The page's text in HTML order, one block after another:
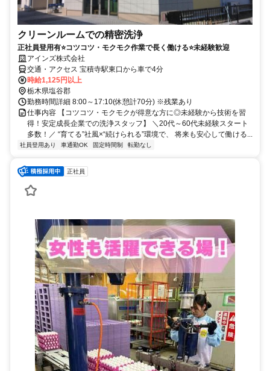
クリーンルームでの精密洗浄
正社員登用有⭐コツコツ・モクモク作業で長く働ける⭐未経験歓迎
アインズ株式会社
交通・アクセス 宝積寺駅東口から車で4分
時給1,125円以上
栃木県塩谷郡
勤務時間詳細 8:00～17:10(休憩計70分) ※残業あり
仕事内容 【コツコツ・モクモクが得意な方に◎未経験から技術を習
得！安定成長企業での洗浄スタッフ】 ＼20代～60代未経験スタート
多数！／ “育てる”社風×“続けられる”環境で、 将来も安心して働ける...
社員登用あり 車通勤OK 固定時間制 転勤なし
正社員